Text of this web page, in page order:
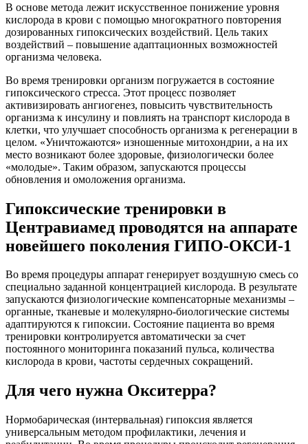
В основе метода лежит искусственное понижение уровня
кислорода в крови с помощью многократного повторения
дозированных гипоксических воздействий. Цель таких
воздействий – повышение адаптационных возможностей
организма человека.
Во время тренировки организм погружается в состояние
гипоксического стресса. Этот процесс позволяет
активизировать ангиогенез, повысить чувствительность
организма к инсулину и повлиять на транспорт кислорода в
клетки, что улучшает способность организма к регенерации в
целом. «Уничтожаются» изношенные митохондрии, а на их
место возникают более здоровые, физиологически более
«молодые». Таким образом, запускаются процессы
обновления и омоложения организма.
Гипоксические тренировки в
Центравиамед проводятся на аппарате
новейшего поколения ГИПО-ОКСИ-1
Во время процедуры аппарат генерирует воздушную смесь со
специально заданной концентрацией кислорода. В результате
запускаются физиологические компенсаторные механизмы –
органные, тканевые и молекулярно-биологические системы
адаптируются к гипоксии. Состояние пациента во время
тренировки контролируется автоматически за счет
постоянного мониторинга показаний пульса, количества
кислорода в крови, частоты сердечных сокращений.
Для чего нужна Окситерра?
Нормобарическая (интервальная) гипоксия является
универсальным методом профилактики, лечения и